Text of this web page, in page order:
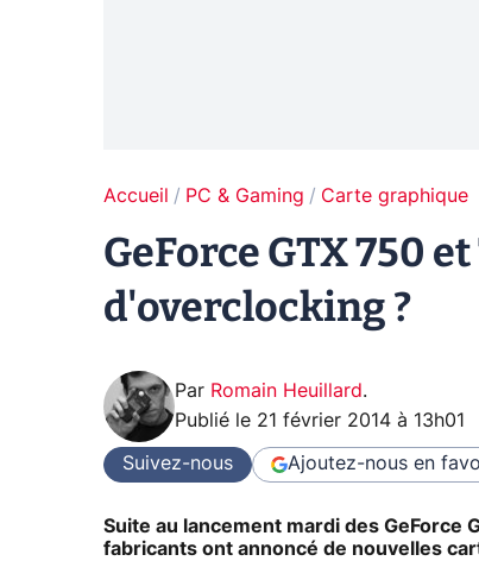
Accueil PC & Gaming Carte graphique
GeForce GTX 750
d'overclocking ?
Par Romain Heuillard.
Publié le 21 février 2014 à 13h01
Suivez-nous Ajoutez-nous en
Suite au lancement mardi des GeForce
fabricants ont annoncé de nouvelles